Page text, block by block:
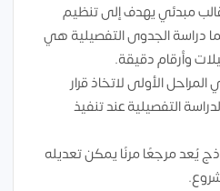
مبدئي يهدف إلى تنظيم
دراسة الجدوى التفصيلية هي
وأرقام دقيقة.
الأولى لاتخاذ قرار
التفصيلية عند تنفيذ
يُعد مرجعًا مرنًا يمكن تعديله